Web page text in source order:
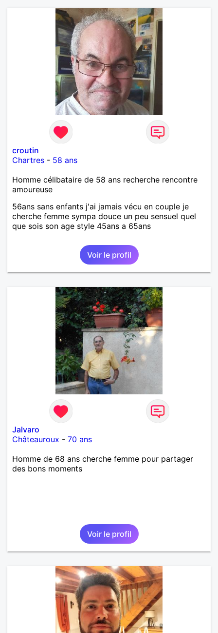
croutin
Chartres - 58 ans
Homme célibataire de 58 ans recherche rencontre
amoureuse
56ans sans enfants j'ai jamais vécu en couple je
cherche femme sympa douce un peu sensuel quel
que sois son age style 45ans a 65ans
Voir le profil
Jalvaro
Châteauroux - 70 ans
Homme de 68 ans cherche femme pour partager
des bons moments
Voir le profil